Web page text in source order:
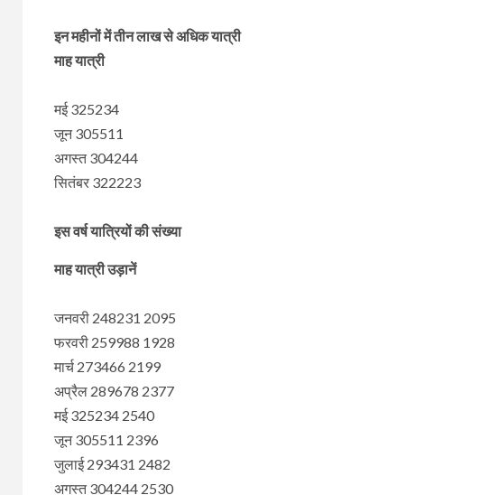
इन महीनों में तीन लाख से अधिक यात्री
माह यात्री
मई 325234
जून 305511
अगस्त 304244
सितंबर 322223
इस वर्ष यात्रियों की संख्या
माह यात्री उड़ानें
जनवरी 248231 2095
फरवरी 259988 1928
मार्च 273466 2199
अप्रैल 289678 2377
मई 325234 2540
जून 305511 2396
जुलाई 293431 2482
अगस्त 304244 2530